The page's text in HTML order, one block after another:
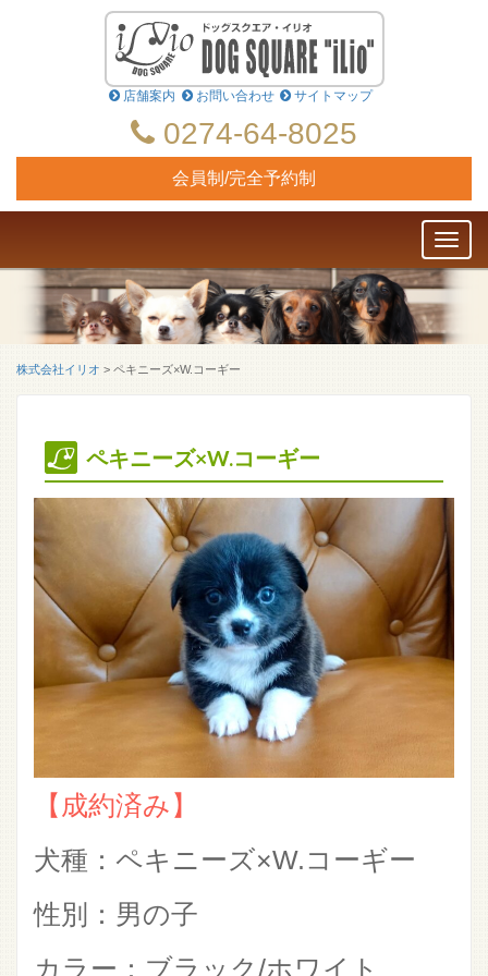
店舗案内 お問い合わせ サイトマップ
0274-64-8025
会員制/完全予約制
株式会社イリオ > ペキニーズ×W.コーギー
ペキニーズ×W.コーギー
【成約済み】
犬種：ペキニーズ×W.コーギー
性別：男の子
カラー：ブラック/ホワイト